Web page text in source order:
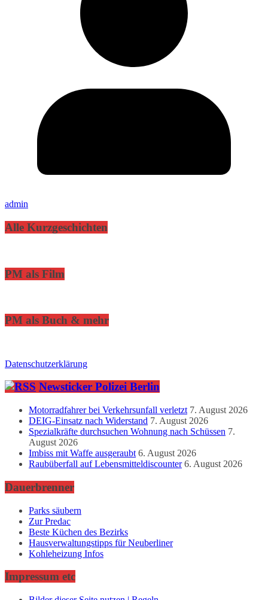
admin
Alle Kurzgeschichten
PM als Film
PM als Buch & mehr
Datenschutzerklärung
Newsticker Polizei Berlin
Motorradfahrer bei Verkehrsunfall verletzt 7. August 2026
DEIG-Einsatz nach Widerstand 7. August 2026
Spezialkräfte durchsuchen Wohnung nach Schüssen 7.
August 2026
Imbiss mit Waffe ausgeraubt 6. August 2026
Raubüberfall auf Lebensmitteldiscounter 6. August 2026
Dauerbrenner
Parks säubern
Zur Predac
Beste Küchen des Bezirks
Hausverwaltungstipps für Neuberliner
Kohleheizung Infos
Impressum etc